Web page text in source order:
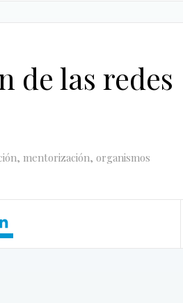
de las redes
,mentorización,organismos